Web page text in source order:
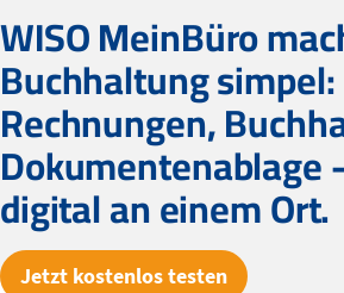
WISO MeinBüro
Buchhaltung simpel:
Rechnungen,
Dokumentenablage
digital an einem Ort.
Jetzt kostenlos testen